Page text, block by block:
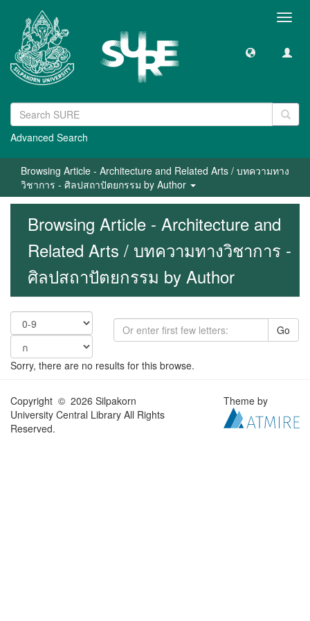
Advanced Search
Browsing Article - Architecture and Related Arts / บทความทาง
วิชาการ - ศิลปสถาปัตยกรรม by Author
Browsing Article - Architecture and
Related Arts / บทความทางวิชาการ -
ศิลปสถาปัตยกรรม by Author
Go
Sorry, there are no results for this browse.
Copyright © 2026 Silpakorn
University Central Library All Rights
Reserved.
Theme by